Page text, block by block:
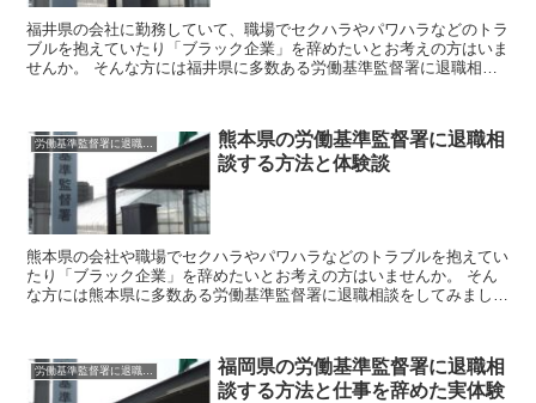
福井県の会社に勤務していて、職場でセクハラやパワハラなどのトラ
ブルを抱えていたり「ブラック企業」を辞めたいとお考えの方はいま
せんか。 そんな方には福井県に多数ある労働基準監督署に退職相談
熊本県の労働基準監督署に退職相
談する方法と体験談
熊本県の会社や職場でセクハラやパワハラなどのトラブルを抱えてい
たり「ブラック企業」を辞めたいとお考えの方はいませんか。 そん
な方には熊本県に多数ある労働基準監督署に退職相談をしてみましょ
労働基準監督署に退職相談
福岡県の労働基準監督署に退職相
談する方法と仕事を辞めた実体験